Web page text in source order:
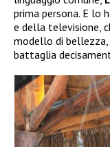
prima persona. E lo
e della televisione,
modello di bellezza,
battaglia